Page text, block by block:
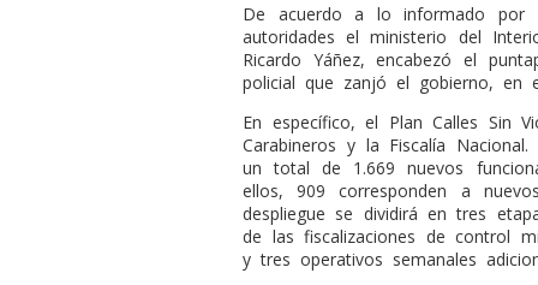
De acuerdo a lo informado por
autoridades el ministerio del
Ricardo Yáñez, encabezó el
policial que zanjó el gobierno, en
En específico, el Plan Calles Sin
Carabineros y la Fiscalía
un total de 1.669 nuevos
ellos, 909 corresponden a
despliegue se dividirá en tres
de las fiscalizaciones de control
y tres operativos semanales